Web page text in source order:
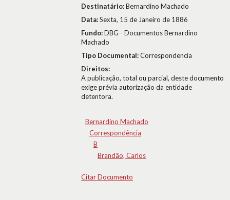
Destinatário:Bernardino Machado
Data:Sexta, 15 de Janeiro de 1886
Fundo:DBG - Documentos Bernardino
Machado
Tipo Documental:Correspondencia
Direitos:
A publicação, total ou parcial, deste documento
exige prévia autorização da entidade
detentora.
Bernardino Machado
Correspondência
B
Brandão, Carlos
Citar Documento